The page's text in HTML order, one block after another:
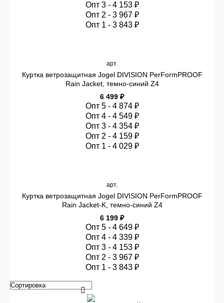
Опт 3 - 4 153 ₽
Опт 2 - 3 967 ₽
Опт 1 - 3 843 ₽
арт.
Куртка ветрозащитная Jogel DIVISION PerFormPROOF
Rain Jacket, темно-синий Z4
6 499 ₽
Опт 5 - 4 874 ₽
Опт 4 - 4 549 ₽
Опт 3 - 4 354 ₽
Опт 2 - 4 159 ₽
Опт 1 - 4 029 ₽
арт.
Куртка ветрозащитная Jogel DIVISION PerFormPROOF
Rain Jacket-K, темно-синий Z4
6 199 ₽
Опт 5 - 4 649 ₽
Опт 4 - 4 339 ₽
Опт 3 - 4 153 ₽
Опт 2 - 3 967 ₽
Опт 1 - 3 843 ₽